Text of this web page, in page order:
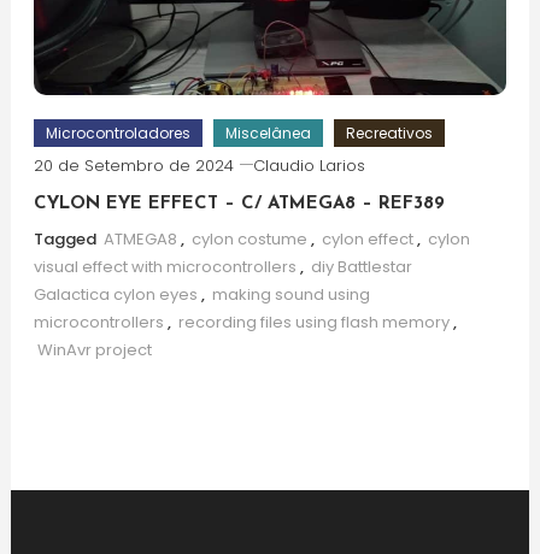
Microcontroladores Miscelânea Recreativos
20 de Setembro de 2024 Claudio Larios
CYLON EYE EFFECT – C/ ATMEGA8 – REF389
Tagged ATMEGA8 , cylon costume , cylon effect, cylon
visual effect with microcontrollers , diy Battlestar
Galactica cylon eyes , making sound using
microcontrollers , recording files using flash memory,
WinAvr project